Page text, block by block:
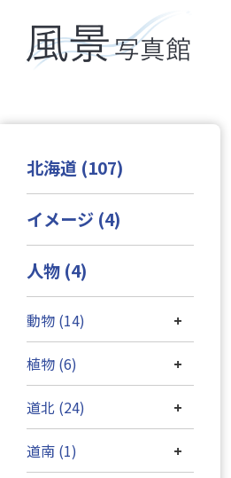
北海道 (107)
イメージ (4)
人物 (4)
+
動物 (14)
+
植物 (6)
+
道北 (24)
+
道南 (1)